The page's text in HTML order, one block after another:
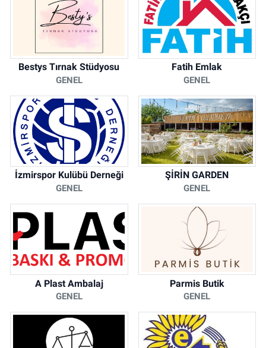
Bestys Tırnak Stüdyosu
GENEL
Fatih Emlak
GENEL
İzmirspor Kulübü Derneği
GENEL
ŞİRİN GARDEN
GENEL
A Plast Ambalaj
GENEL
Parmis Butik
GENEL